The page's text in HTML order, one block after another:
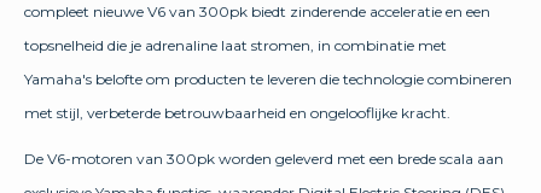
compleet nieuwe V6 van 300pk biedt zinderende acceleratie en een
topsnelheid die je adrenaline laat stromen, in combinatie met
Yamaha's belofte om producten te leveren die technologie combineren
met stijl, verbeterde betrouwbaarheid en ongelooflijke kracht.
De V6-motoren van 300pk worden geleverd met een brede scala aan